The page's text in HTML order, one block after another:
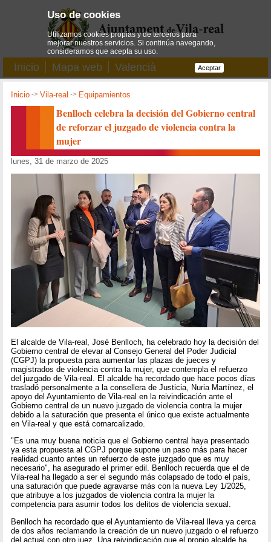
Inicio Mapa web Valencià
Inicio ->Vila-real -> Equipamientos
Benlloch celebra la decisión del Gobierno central
de reforzar el juzgado de violencia contra la
mujer
lunes, 31 de marzo de 2025
El alcalde de Vila-real, José Benlloch, ha celebrado hoy la decisión del
Gobierno central de elevar al Consejo General del Poder Judicial
(CGPJ) la propuesta para aumentar las plazas de jueces y
magistrados de violencia contra la mujer, que contempla el refuerzo
del juzgado de Vila-real. El alcalde ha recordado que hace pocos días
trasladó personalmente a la consellera de Justicia, Nuria Martínez, el
apoyo del Ayuntamiento de Vila-real en la reivindicación ante el
Gobierno central de un nuevo juzgado de violencia contra la mujer
debido a la saturación que presenta el único que existe actualmente
en Vila-real y que está comarcalizado.
"Es una muy buena noticia que el Gobierno central haya presentado
ya esta propuesta al CGPJ porque supone un paso más para hacer
realidad cuanto antes un refuerzo de este juzgado que es muy
necesario", ha asegurado el primer edil. Benlloch recuerda que el de
Vila-real ha llegado a ser el segundo más colapsado de todo el país,
una saturación que puede agravarse más con la nueva Ley 1/2025,
que atribuye a los juzgados de violencia contra la mujer la
competencia para asumir todos los delitos de violencia sexual.
Benlloch ha recordado que el Ayuntamiento de Vila-real lleva ya cerca
de dos años reclamando la creación de un nuevo juzgado o el refuerzo
del actual con otro juez. Una reivindicación que el propio alcalde ha
Uso de cookies
Utilizamos cookies propias y de terceros para
mejorar nuestros servicios. Si continúa navegando,
consideramos que acepta su uso.
Aceptar